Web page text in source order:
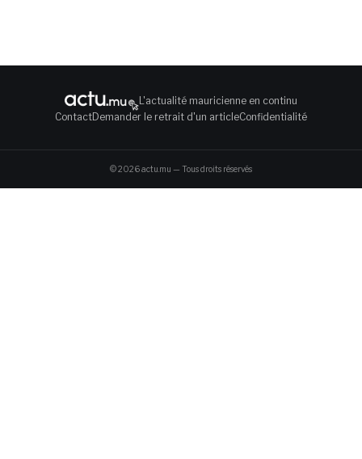
L'actualité mauricienne en continu
ContactDemander le retrait d'un articleConfidentialité
© 2026 actu.mu — Tous droits réservés